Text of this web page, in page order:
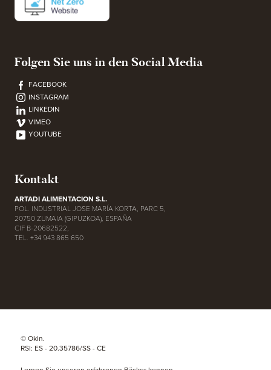
Folgen Sie uns in den Social Media
FACEBOOK
INSTAGRAM
LINKEDIN
VIMEO
YOUTUBE
Kontakt
ARTADI ALIMENTACION S.L.
POL. INDUSTRIAL JOSE MARÍA KORTA, PARC 5,
20750 ZUMAIA (GIPUZKOA), ESPAÑA
CIF B-20682522,
TEL. +34 943 865 650
© Okin.
RSI: ES - 20.35786/SS - CE